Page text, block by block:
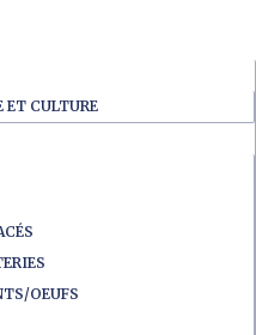
ET CULTURE
OEUFS